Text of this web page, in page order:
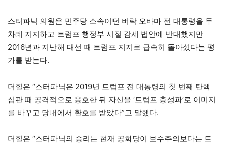
스터파닉 의원은 민주당 소속이던 버락 오바마 전 대통령을 두
차례 지지하고 트럼프 행정부 시절 감세 법안에 반대했지만
2016년과 지난해 대선 때 트럼프 지지로 급속히 돌아섰다는 평
가를 받는다.
더힐은 “스터파닉은 2019년 트럼프 전 대통령의 첫 번째 탄핵
심판 때 공격적으로 옹호한 뒤 자신을 ‘트럼프 충성파’로 이미지
를 바꾸고 당내에서 환호를 받았다”고 말했다.
더힐은 “스터파닉의 승리는 현재 공화당이 보수주의보다는 트